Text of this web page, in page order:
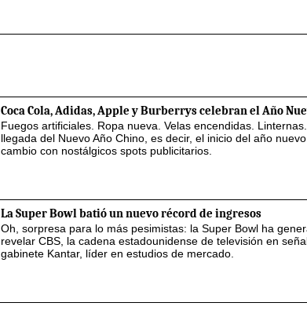
Coca Cola, Adidas, Apple y Burberrys celebran el Año
Fuegos artificiales. Ropa nueva. Velas encendidas.
llegada del Nuevo Año Chino, es decir, el inicio del año
cambio con nostálgicos spots publicitarios.
La Super Bowl batió un nuevo récord de ingresos
Oh, sorpresa para lo más pesimistas: la Super Bowl ha
revelar CBS, la cadena estadounidense de televisión en
gabinete Kantar, líder en estudios de mercado.